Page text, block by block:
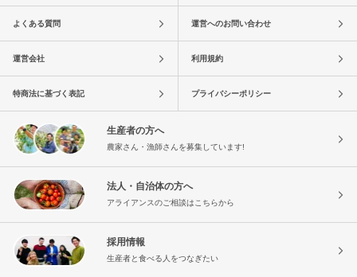
よくある質問 運営へのお問い合わせ
運営会社 利用規約
特商法に基づく表記 プライバシーポリシー
生産者の方へ
農家さん・漁師さんを募集しています!
法人・自治体の方へ
アライアンスのご相談はこちらから
採用情報
生産者と食べる人をつなぎたい